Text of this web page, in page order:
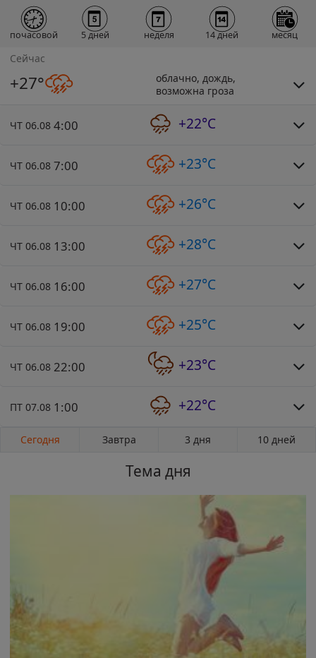
почасовой 5 дней неделя 14 дней месяц
Сейчас
+27°
облачно, дождь,
возможна гроза
ЧТ 06.08 4:00 +22°C
ЧТ 06.08 7:00 +23°C
ЧТ 06.08 10:00 +26°C
ЧТ 06.08 13:00 +28°C
ЧТ 06.08 16:00 +27°C
ЧТ 06.08 19:00 +25°C
ЧТ 06.08 22:00 +23°C
ПТ 07.08 1:00 +22°C
Сегодня Завтра 3 дня 10 дней
Тема дня